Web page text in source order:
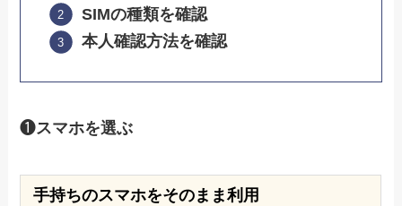
SIMの種類を確認
本人確認方法を確認
❶スマホを選ぶ
手持ちのスマホをそのまま利用